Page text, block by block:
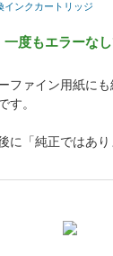
インクカートリッジ
度もエラーなし
ァイン用紙にも
す。
に「純正ではあり